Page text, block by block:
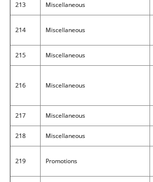
213 Miscellaneous
214 Miscellaneous
215 Miscellaneous
216 Miscellaneous
217 Miscellaneous
218 Miscellaneous
219 Promotions